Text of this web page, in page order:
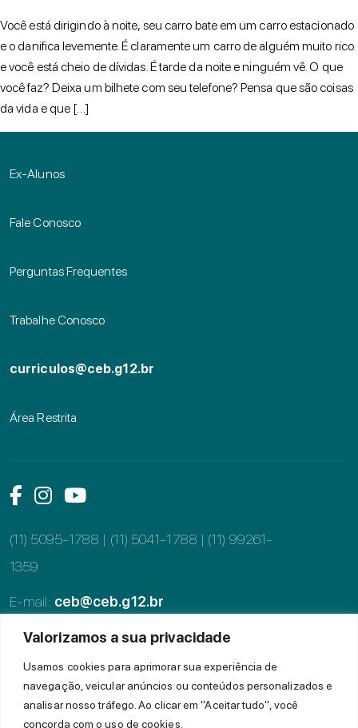
Valorizamos a sua privacidade
Usamos cookies para aprimorar sua experiência de
navegação, veicular anúncios ou conteúdos personalizados e
analisar nosso tráfego. Ao clicar em "Aceitar tudo", você
concorda com o uso de cookies.
Você está dirigindo à noite, seu carro bate em um carro estacionado
e o danifica levemente. É claramente um carro de alguém muito rico
e você está cheio de dívidas. É tarde da noite e ninguém vê. O que
você faz? Deixa um bilhete com seu telefone? Pensa que são coisas
da vida e que […]
Ex-Alunos
Fale Conosco
Perguntas Frequentes
Trabalhe Conosco
curriculos@ceb.g12.br
Área Restrita
Link das mídias sociais
Link das mídias sociais
Link das mídias sociais
(11) 5095-1788 | (11) 5041-1788 | (11) 99261-
1359
E-mail: ceb@ceb.g12.br
Alameda dos Tupiniquins, 997, Moema
CEP: 04077-002, São Paulo - SP
© 2022 CEB - Todos os direitos reservados.